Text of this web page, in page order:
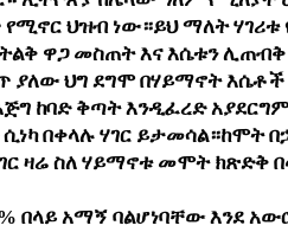
ህዝብ ነው።ይህ ማለት ሃገሪቱ
ዋጋ መስጠት እና እሴቱን ሊጠብቅ
ያለው ህግ ደግሞ በሃይማኖት
ከባድ ቅጣት እንዲፈረድ
በቀላሉ ሃገር ይታመሳል።ከሞት
ዛሬ ስለ ሃይማኖቱ መሞት ክጽድቅ
በላይ አማኝ ባልሆነባቸው እንደ